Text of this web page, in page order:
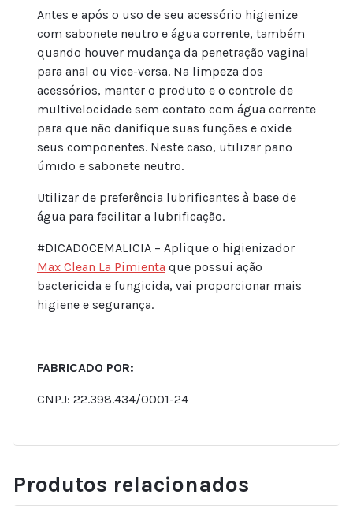
Antes e após o uso de seu acessório higienize
com sabonete neutro e água corrente, também
quando houver mudança da penetração vaginal
para anal ou vice-versa. Na limpeza dos
acessórios, manter o produto e o controle de
multivelocidade sem contato com água corrente
para que não danifique suas funções e oxide
seus componentes. Neste caso, utilizar pano
úmido e sabonete neutro.
Utilizar de preferência lubrificantes à base de
água para facilitar a lubrificação.
#DICADOCEMALICIA – Aplique o higienizador
Max Clean La Pimienta que possui ação
bactericida e fungicida, vai proporcionar mais
higiene e segurança.
FABRICADO POR:
CNPJ: 22.398.434/0001-24
Produtos relacionados